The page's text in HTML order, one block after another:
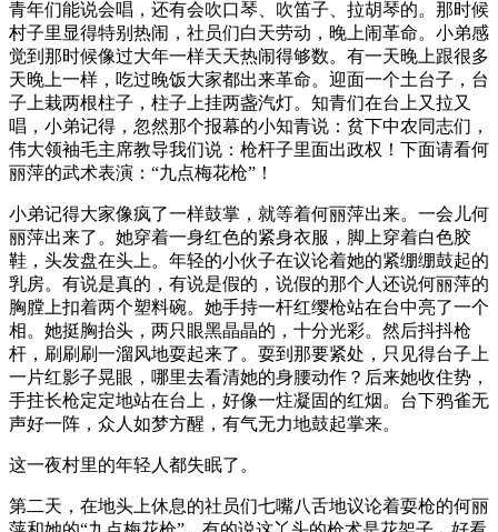
青年们能说会唱，还有会吹口琴、吹笛子、拉胡琴的。那时候
村子里显得特别热闹，社员们白天劳动，晚上闹革命。小弟感
觉到那时候像过大年一样天天热闹得够数。有一天晚上跟很多
天晚上一样，吃过晚饭大家都出来革命。迎面一个土台子，台
子上栽两根柱子，柱子上挂两盏汽灯。知青们在台上又拉又
唱，小弟记得，忽然那个报幕的小知青说：贫下中农同志们，
伟大领袖毛主席教导我们说：枪杆子里面出政权！下面请看何
丽萍的武术表演：“九点梅花枪”！
小弟记得大家像疯了一样鼓掌，就等着何丽萍出来。一会儿何
丽萍出来了。她穿着一身红色的紧身衣服，脚上穿着白色胶
鞋，头发盘在头上。年轻的小伙子在议论着她的紧绷绷鼓起的
乳房。有说是真的，有说是假的，说假的那个人还说何丽萍的
胸膛上扣着两个塑料碗。她手持一杆红缨枪站在台中亮了一个
相。她挺胸抬头，两只眼黑晶晶的，十分光彩。然后抖抖枪
杆，刷刷刷一溜风地耍起来了。耍到那要紧处，只见得台子上
一片红影子晃眼，哪里去看清她的身腰动作？后来她收住势，
手拄长枪定定地站在台上，好像一炷凝固的红烟。台下鸦雀无
声好一阵，众人如梦方醒，有气无力地鼓起掌来。
这一夜村里的年轻人都失眠了。
第二天，在地头上休息的社员们七嘴八舌地议论着耍枪的何丽